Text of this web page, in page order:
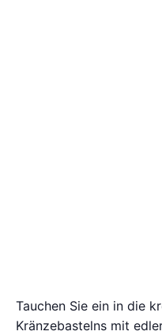
Tauchen Sie ein in die
Kränzebastelns mit